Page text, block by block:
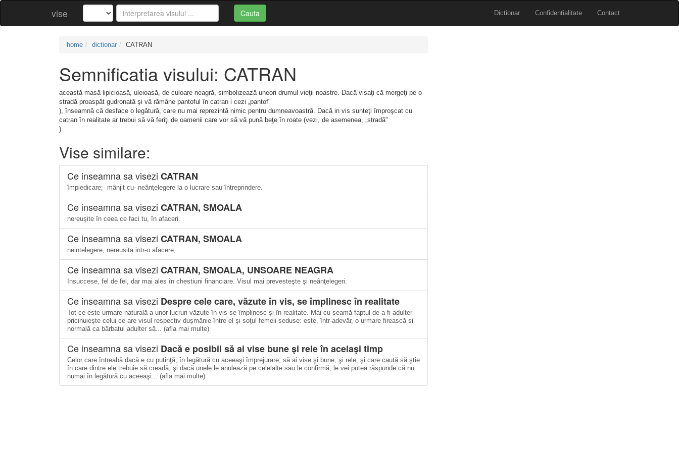
vise Dictionar Confidentialitate Contact
Cauta
home dictionar CATRAN
Semnificatia visului: CATRAN
această masă lipicioasă, uleioasă, de culoare neagră, simbolizează uneori drumul vieţii noastre. Dacă visaţi că mergeţi pe o
stradă proaspăt gudronată şi vâ rămâne pantoful în catran i cezi „pantof"
), înseamnă că desface o legătură, care nu mai reprezintă nimic pentru dumneavoastră. Dacă in vis sunteţi împroşcat cu
catran în realitate ar trebui să vă feriţi de oamenii care vor să vă pună beţe în roate (vezi, de asemenea, „stradă"
).
Vise similare:
Ce inseamna sa visezi CATRAN
împiedicare;- mânjit cu- neânţelegere la o lucrare sau întreprindere.
Ce inseamna sa visezi CATRAN, SMOALA
nereuşite în ceea ce faci tu, în afaceri.
Ce inseamna sa visezi CATRAN, SMOALA
neintelegere, nereusita intr-o afacere;
Ce inseamna sa visezi CATRAN, SMOALA, UNSOARE NEAGRA
Insuccese, fel de fel, dar mai ales în chestiuni financiare. Visul mai prevesteşte şi neânţelegeri.
Ce inseamna sa visezi Despre cele care, văzute în vis, se împlinesc în realitate
Tot ce este urmare naturală a unor lucruri văzute în vis se împlinesc şi în realitate. Mai cu seamă faptul de a fi adulter
pricinuieşte celui ce are visul respectiv duşmănie între el şi soţul femeii seduse: este, într-adevăr, o urmare firească si
normală ca bărbatul adulter să... (afla mai multe)
Ce inseamna sa visezi Dacă e posibil să ai vise bune şi rele în acelaşi timp
Celor care întreabă dacă e cu putinţă, în legătură cu aceeaşi împrejurare, să ai vise şi bune, şi rele, şi care caută să ştie
în care dintre ele trebuie să creadă, şi dacă unele le anulează pe celelalte sau le confirmă, le vei putea răspunde că nu
numai în legătură cu aceeaşi... (afla mai multe)